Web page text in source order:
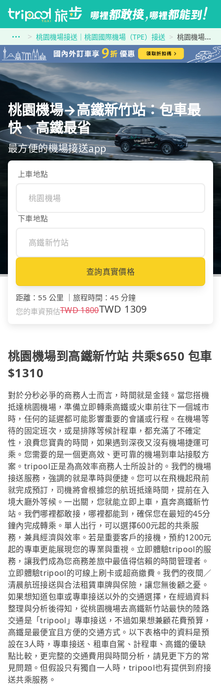
桃園機場接送｜桃園國際機場（TPE）接送 桃園機場到高鐵新竹站
桃園機場→高鐵新竹站：包車最
快、高鐵最省
最方便的機場接送app
上車地點
下車地點
查詢真實價格
距離 ： 55 公里 旅程時間 ： 45 分鐘
您的車資預估TWD1800TWD 1309
桃園機場到高鐵新竹站 共乘$650 包車
$1310
對於分秒必爭的商務人士而言，時間就是金錢。當您搭機
抵達桃園機場，準備立即轉乘高鐵或火車前往下一個城市
時，任何的延遲都可能影響重要的會議或行程。在機場等
待的固定班次，或是排隊等候計程車，都充滿了不確定
性，浪費您寶貴的時間，如果遇到深夜又沒有機場捷運可
乘。您需要的是一個更高效、更可靠的機場到車站接駁方
案。tripool正是為高效率商務人士所設計的。我們的機場
接送服務，強調的就是準時與便捷。您可以在飛機起飛前
就完成預訂，司機將會根據您的航班抵達時間，提前在入
境大廳外等候。一出關，您就能立即上車，直奔高鐵新竹
站。我們哪裡都敢接，哪裡都能到，確保您在最短的45分
鐘內完成轉乘。單人出行，可以選擇600元起的共乘服
務，兼具經濟與效率。若是重要客戶的接機，預約1200元
起的專車更能展現您的專業與重視。立即體驗tripool的服
務，讓我們成為您商務差旅中最值得信賴的時間管理者。
立即體驗tripool的可線上刷卡或超商繳費。我們的夜間／
清晨航班接送與合法租賃車牌與保險，讓您無後顧之憂。
如果想知道包車或專車接送以外的交通選擇，在經過資料
整理與分析後得知，從桃園機場去高鐵新竹站最快的陸路
交通是「tripool」專車接送，不過如果想兼顧花費預算，
高鐵是最便宜且方便的交通方式。以下表格中的資料是預
設在3人時，專車接送、租車自駕、計程車、高鐵的優缺
點比較，更完整的交通費用與時間分析，請見更下方的常
見問題。但假設只有獨自一人時，tripool也有提供到府接
送共乘服務。